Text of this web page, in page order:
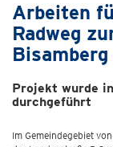
Arbeiten
Radweg
Projekt wurde
durchgeführt
Im Gemeindegebiet